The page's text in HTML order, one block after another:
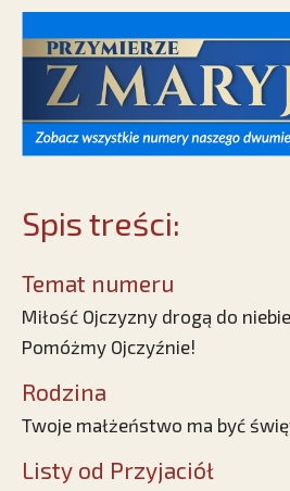
Spis treści:
Temat numeru
Miłość Ojczyzny drogą do
Pomóżmy Ojczyźnie!
Rodzina
Twoje małżeństwo ma być
Listy od Przyjaciół